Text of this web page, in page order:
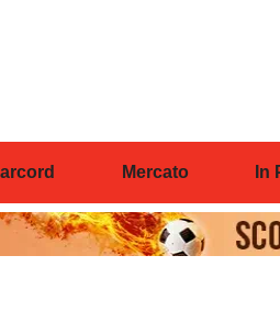
Mercato In